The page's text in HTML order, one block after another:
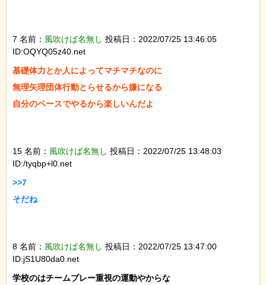
7 名前： 風吹けば名無し 投稿日：2022/07/25 13:46:05
ID:OQYQ05z40.net
基礎体力とか人によってマチマチなのに
無理矢理団体行動とらせるから嫌になる
自分のペースでやるから楽しいんだよ
15 名前： 風吹けば名無し 投稿日：2022/07/25 13:48:03
ID:/tyqbp+l0.net
>>7
そだね
8 名前： 風吹けば名無し 投稿日：2022/07/25 13:47:00
ID:jS1U80da0.net
学校のはチームプレー重視の運動やからな